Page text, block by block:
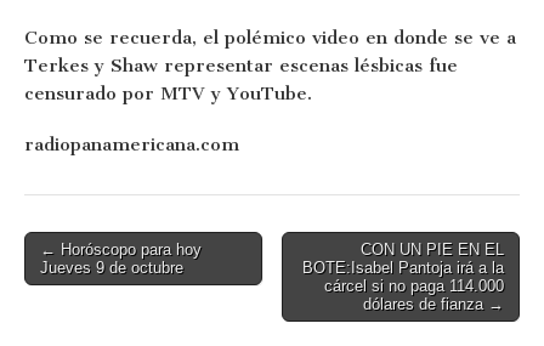
Como se recuerda, el polémico video en donde se ve a
Terkes y Shaw representar escenas lésbicas fue
censurado por MTV y YouTube.
radiopanamericana.com
Post
navigation
← Horóscopo para hoy
Jueves 9 de octubre
CON UN PIE EN EL
BOTE:Isabel Pantoja irá a la
cárcel si no paga 114.000
dólares de fianza →